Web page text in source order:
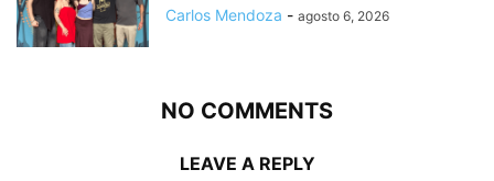
Carlos Mendoza - agosto 6, 2026
NO COMMENTS
LEAVE A REPLY